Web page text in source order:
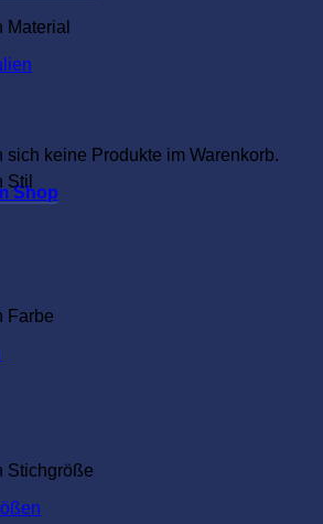
sich keine Produkte im Warenkorb.
Shop
Material
Stil
Farbe
Stichgröße